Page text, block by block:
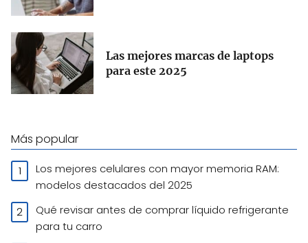
Las mejores marcas de laptops
para este 2025
Más popular
Los mejores celulares con mayor memoria RAM:
modelos destacados del 2025
Qué revisar antes de comprar líquido refrigerante
para tu carro